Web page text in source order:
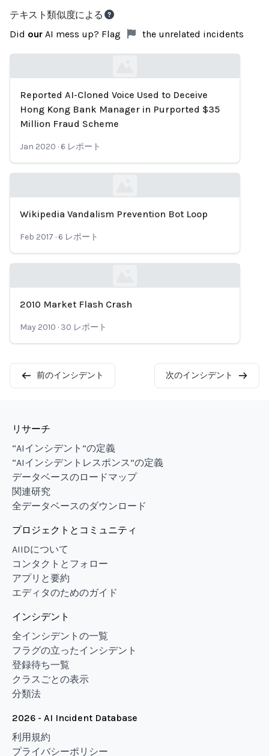
テキスト類似度による
Did our AI mess up? Flag the unrelated incidents
Loading...
Reported AI-Cloned Voice Used to Deceive
Hong Kong Bank Manager in Purported $35
Million Fraud Scheme
Jan 2020 · 6 レポート
Loading...
Wikipedia Vandalism Prevention Bot Loop
Feb 2017 · 6 レポート
2010 Market Flash Crash
May 2010 · 30 レポート
前のインシデント 次のインシデント
リサーチ
“AIインシデント”の定義
“AIインシデントレスポンス”の定義
データベースのロードマップ
関連研究
全データベースのダウンロード
プロジェクトとコミュニティ
AIIDについて
コンタクトとフォロー
アプリと要約
エディタのためのガイド
インシデント
全インシデントの一覧
フラグの立ったインシデント
登録待ち一覧
クラスごとの表示
分類法
2026 - AI Incident Database
利用規約
プライバシーポリシー